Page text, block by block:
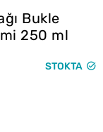
Bukle
250 ml
STOKTA